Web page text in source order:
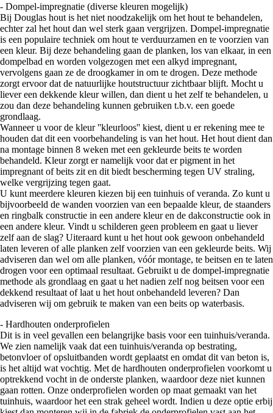
- Dompel-impregnatie (diverse kleuren mogelijk)
Bij Douglas hout is het niet noodzakelijk om het hout te behandelen,
echter zal het hout dan wel sterk gaan vergrijzen. Dompel-impregnatie
is een populaire techniek om hout te verduurzamen en te voorzien van
een kleur. Bij deze behandeling gaan de planken, los van elkaar, in een
dompelbad en worden volgezogen met een alkyd impregnant,
vervolgens gaan ze de droogkamer in om te drogen. Deze methode
zorgt ervoor dat de natuurlijke houtstructuur zichtbaar blijft. Mocht u
liever een dekkende kleur willen, dan dient u het zelf te behandelen, u
zou dan deze behandeling kunnen gebruiken t.b.v. een goede
grondlaag.
Wanneer u voor de kleur ''kleurloos'' kiest, dient u er rekening mee te
houden dat dit een voorbehandeling is van het hout. Het hout dient dan
na montage binnen 8 weken met een gekleurde beits te worden
behandeld. Kleur zorgt er namelijk voor dat er pigment in het
impregnant of beits zit en dit biedt bescherming tegen UV straling,
welke vergrijzing tegen gaat.
U kunt meerdere kleuren kiezen bij een tuinhuis of veranda. Zo kunt u
bijvoorbeeld de wanden voorzien van een bepaalde kleur, de staanders
en ringbalk constructie in een andere kleur en de dakconstructie ook in
een andere kleur. Vindt u schilderen geen probleem en gaat u liever
zelf aan de slag? Uiteraard kunt u het hout ook gewoon onbehandeld
laten leveren of alle planken zelf voorzien van een gekleurde beits. Wij
adviseren dan wel om alle planken, vóór montage, te beitsen en te laten
drogen voor een optimaal resultaat. Gebruikt u de dompel-impregnatie
methode als grondlaag en gaat u het nadien zelf nog beitsen voor een
dekkend resultaat of laat u het hout onbehandeld leveren? Dan
adviseren wij om gebruik te maken van een beits op waterbasis.
- Hardhouten onderprofielen
Dit is in veel gevallen een belangrijke basis voor een tuinhuis/veranda.
We zien namelijk vaak dat een tuinhuis/veranda op bestrating,
betonvloer of opsluitbanden wordt geplaatst en omdat dit van beton is,
is het altijd wat vochtig. Met de hardhouten onderprofielen voorkomt u
optrekkend vocht in de onderste planken, waardoor deze niet kunnen
gaan rotten. Onze onderprofielen worden op maat gemaakt van het
tuinhuis, waardoor het een strak geheel wordt. Indien u deze optie erbij